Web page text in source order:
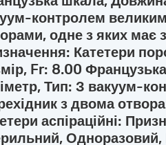
контролем
одне з яких має
Катетери
Fr: 8.00
Тип: З вакуум-
з двома
аспіраційні:
Одноразовий,